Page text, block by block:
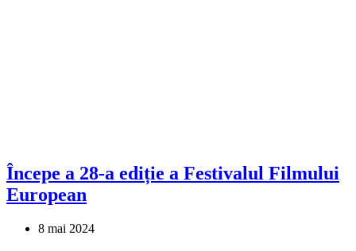
Începe a 28-a ediție a Festivalul Filmului
European
8 mai 2024